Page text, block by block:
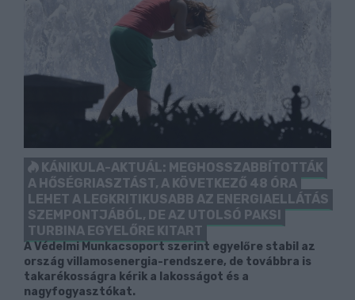
KÁNIKULA-AKTUÁL: MEGHOSSZABBÍTOTTÁK
A HŐSÉGRIASZTÁST, A KÖVETKEZŐ 48 ÓRA
LEHET A LEGKRITIKUSABB AZ ENERGIAELLÁTÁS
SZEMPONTJÁBÓL, DE AZ UTOLSÓ PAKSI
TURBINA EGYELŐRE KITART
A Védelmi Munkacsoport szerint egyelőre stabil az
ország villamosenergia-rendszere, de továbbra is
takarékosságra kérik a lakosságot és a
nagyfogyasztókat.